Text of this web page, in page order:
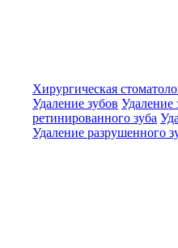
Хирургическая
Удаление зубов Удаление
ретинированного зуба
Удаление разрушенного